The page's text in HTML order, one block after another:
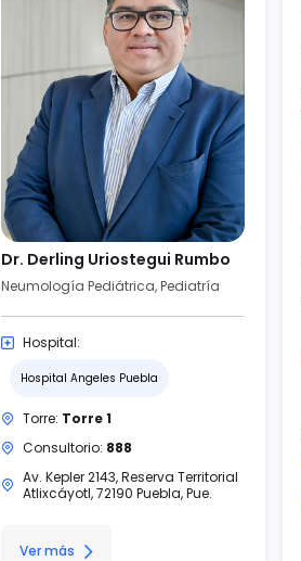
Dr. Derling Uriostegui Rumbo
Neumología Pediátrica, Pediatría
Hospital:
Hospital Angeles Puebla
Torre: Torre 1
Consultorio: 888
Av. Kepler 2143, Reserva Territorial
Atlixcáyotl, 72190 Puebla, Pue.
Ver más